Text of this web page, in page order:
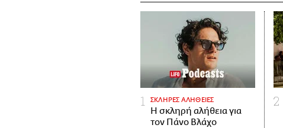
ΣΚΛΗΡΕΣ ΑΛΗΘΕΙΕΣ
H σκληρή αλήθεια για
τον Πάνο Βλάχο